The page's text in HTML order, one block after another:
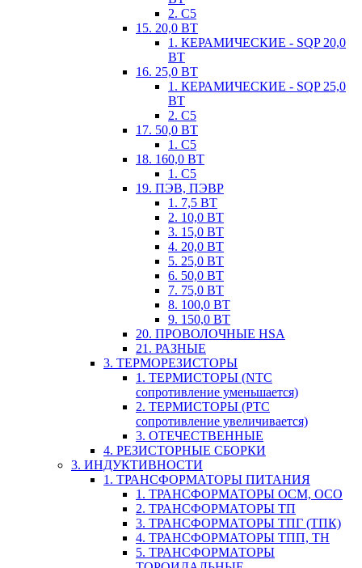
2. С5
15. 20,0 ВТ
1. КЕРАМИЧЕСКИЕ - SQP 20,0
ВТ
16. 25,0 ВТ
1. КЕРАМИЧЕСКИЕ - SQP 25,0
ВТ
2. С5
17. 50,0 ВТ
1. С5
18. 160,0 ВТ
1. С5
19. ПЭВ, ПЭВР
1. 7,5 ВТ
2. 10,0 ВТ
3. 15,0 ВТ
4. 20,0 ВТ
5. 25,0 ВТ
6. 50,0 ВТ
7. 75,0 ВТ
8. 100,0 ВТ
9. 150,0 ВТ
20. ПРОВОЛОЧНЫЕ HSA
21. РАЗНЫЕ
3. ТЕРМОРЕЗИСТОРЫ
1. ТЕРМИСТОРЫ (NTC
сопротивление уменьшается)
2. ТЕРМИСТОРЫ (PTC
сопротивление увеличивается)
3. ОТЕЧЕСТВЕННЫЕ
4. РЕЗИСТОРНЫЕ СБОРКИ
3. ИНДУКТИВНОСТИ
1. ТРАНСФОРМАТОРЫ ПИТАНИЯ
1. ТРАНСФОРМАТОРЫ ОСМ, ОСО
2. ТРАНСФОРМАТОРЫ ТП
3. ТРАНСФОРМАТОРЫ ТПГ (ТПК)
4. ТРАНСФОРМАТОРЫ ТПП, ТН
5. ТРАНСФОРМАТОРЫ